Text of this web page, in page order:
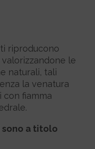
riproducono
valorizzandone le
naturali, tali
la venatura
fiamma
sono a titolo